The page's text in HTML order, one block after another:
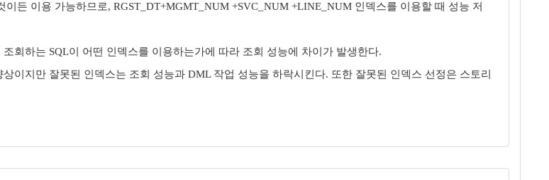
든 이용 가능하므로, RGST_DT+MGMT_NUM +SVC_NUM +LINE_NUM 인덱스를 이용할 때 성능 저
회하는 SQL이 어떤 인덱스를 이용하는가에 따라 조회 성능에 차이가 발생한다.
이지만 잘못된 인덱스는 조회 성능과 DML 작업 성능을 하락시킨다. 또한 잘못된 인덱스 선정은 스토리